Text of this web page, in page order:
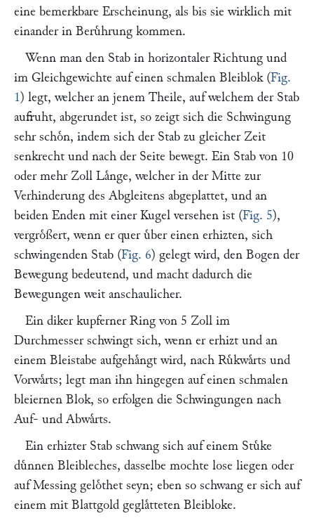
eine bemerkbare Erscheinung, als bis sie wirklich mit
einander in Beruͤhrung kommen.
Wenn man den Stab in horizontaler Richtung und
im Gleichgewichte auf einen schmalen Bleiblok (Fig.
1) legt, welcher an jenem Theile, auf welchem der Stab
aufruht, abgerundet ist, so zeigt sich die Schwingung
sehr schoͤn, indem sich der Stab zu gleicher Zeit
senkrecht und nach der Seite bewegt. Ein Stab von 10
oder mehr Zoll Laͤnge, welcher in der Mitte zur
Verhinderung des Abgleitens abgeplattet, und an
beiden Enden mit einer Kugel versehen ist (Fig. 5),
vergroͤßert, wenn er quer uͤber einen erhizten, sich
schwingenden Stab (Fig. 6) gelegt wird, den Bogen der
Bewegung bedeutend, und macht dadurch die
Bewegungen weit anschaulicher.
Ein diker kupferner Ring von 5 Zoll im
Durchmesser schwingt sich, wenn er erhizt und an
einem Bleistabe aufgehaͤngt wird, nach Ruͤkwaͤrts und
Vorwaͤrts; legt man ihn hingegen auf einen schmalen
bleiernen Blok, so erfolgen die Schwingungen nach
Auf- und Abwaͤrts.
Ein erhizter Stab schwang sich auf einem Stuͤke
duͤnnen Bleibleches, dasselbe mochte lose liegen oder
auf Messing geloͤthet seyn; eben so schwang er sich auf
einem mit Blattgold geglaͤtteten Bleibloke.